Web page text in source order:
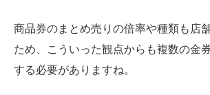
商品券のまとめ売りの倍率や種類も店
ため、こういった観点からも複数の金
する必要がありますね。